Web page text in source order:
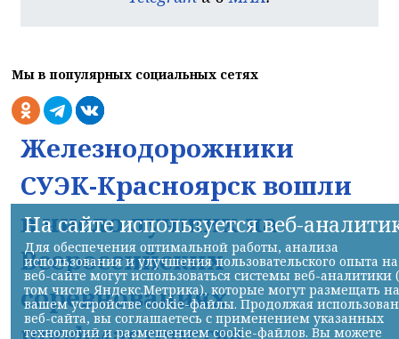
Мы в популярных социальных сетях
Железнодорожники
СУЭК-Красноярск вошли
в число лучших на
Всероссийских
соревнованиях
На сайте используется веб-
Для обеспечения оптимальной работы, анализа
использования и улучшения пользовательского опыта на
веб-сайте могут использоваться системы веб-аналитики
том числе Яндекс.Метрика), которые могут размещать на
вашем устройстве cookie-файлы. Продолжая
веб-сайта, вы соглашаетесь с применением указанных
технологий и размещением cookie-файлов. Вы можете